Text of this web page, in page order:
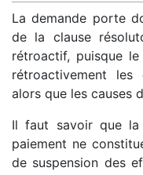
La demande porte
de la clause
rétroactif, puisque
rétroactivement
alors que les causes
Il faut savoir que la
paiement ne
de suspension des